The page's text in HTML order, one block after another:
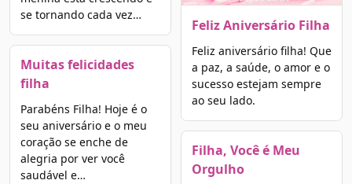
se tornando cada vez…
Muitas felicidades
filha
Parabéns Filha! Hoje é o
seu aniversário e o meu
coração se enche de
alegria por ver você
saudável e…
Feliz Aniversário Filha
Feliz aniversário filha! Que
a paz, a saúde, o amor e o
sucesso estejam sempre
ao seu lado.
Filha, Você é Meu
Orgulho